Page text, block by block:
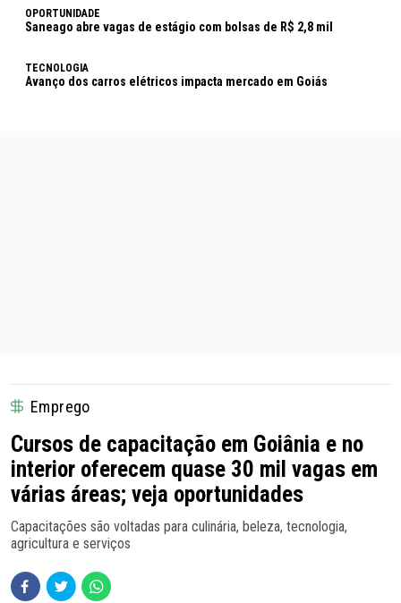
OPORTUNIDADE
Saneago abre vagas de estágio com bolsas de R$ 2,8 mil
TECNOLOGIA
Avanço dos carros elétricos impacta mercado em Goiás
Emprego
Cursos de capacitação em Goiânia e no
interior oferecem quase 30 mil vagas em
várias áreas; veja oportunidades
Capacitações são voltadas para culinária, beleza, tecnologia,
agricultura e serviços